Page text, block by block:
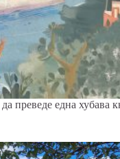
преведе една хубава